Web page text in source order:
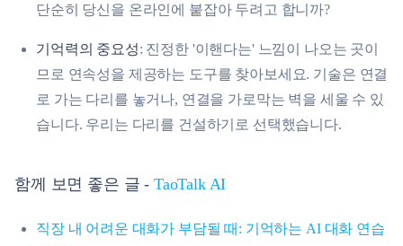
단순히 당신을 온라인에 붙잡아 두려고 합니까?
기억력의 중요성: 진정한 '이핸다는' 느낌이 나오는 곳이
므로 연속성을 제공하는 도구를 찾아보세요. 기술은 연결
로 가는 다리를 놓거나, 연결을 가로막는 벽을 세울 수 있
습니다. 우리는 다리를 건설하기로 선택했습니다.
함께 보면 좋은 글 - TaoTalk AI
직장 내 어려운 대화가 부담될 때: 기억하는 AI 대화 연습